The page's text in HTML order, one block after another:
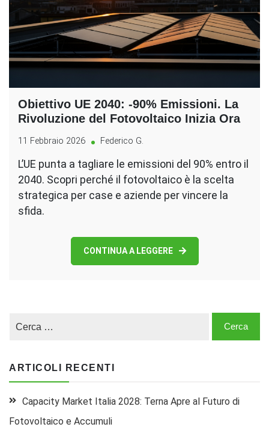
Obiettivo UE 2040: -90% Emissioni. La
Rivoluzione del Fotovoltaico Inizia Ora
11 Febbraio 2026 Federico G.
L’UE punta a tagliare le emissioni del 90% entro il
2040. Scopri perché il fotovoltaico è la scelta
strategica per case e aziende per vincere la
sfida.
CONTINUA A LEGGERE
ARTICOLI RECENTI
Capacity Market Italia 2028: Terna Apre al Futuro di
Fotovoltaico e Accumuli